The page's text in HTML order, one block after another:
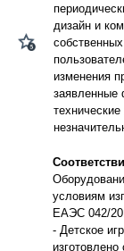
дизайн и
изменения
заявленные
условиям
ЕАЭС 042/
- Детское